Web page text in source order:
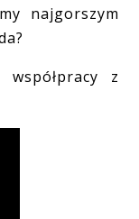
najgorszym
z